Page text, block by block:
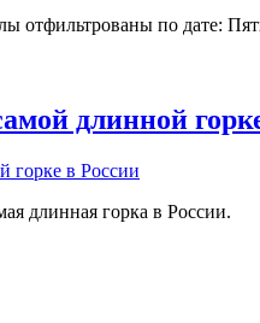
отфильтрованы по дате:
длинной
длинная горка в России.